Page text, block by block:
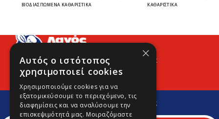
ΒΙΟΔΙΑΣΠΩΜΕΝΑ ΚΑΘΑΡΙΣΤΙΚΑ ΚΑΘΑΡΙΣΤΙΚΑ
Προφίλ Νέα Contact
Εγγραφείτε στο Νewsletter μας
Για να μαθαίνετε πρώτοι νέα και προσφορές μας.
×
Αυτός ο ιστότοπος
χρησιμοποιεί cookies
Χρησιμοποιούμε cookies για να
εξατομικεύσουμε το περιεχόμενο, τις
διαφημίσεις και να αναλύσουμε την
επισκεψιμότητά μας. Μοιραζόμαστε